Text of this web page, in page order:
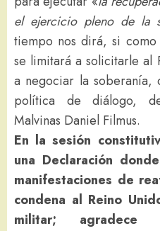
el ejercicio pleno de la
tiempo nos dirá, si
se limitará a solicitarle al
a negociar la soberanía,
política de diálogo,
Malvinas Daniel Filmus.
En la sesión
una Declaración
manifestaciones de
condena al Reino
militar;